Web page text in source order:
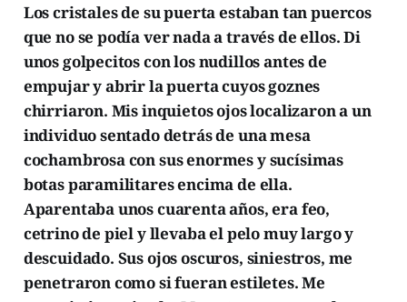
Los cristales de su puerta estaban tan puercos
que no se podía ver nada a través de ellos. Di
unos golpecitos con los nudillos antes de
empujar y abrir la puerta cuyos goznes
chirriaron. Mis inquietos ojos localizaron a un
individuo sentado detrás de una mesa
cochambrosa con sus enormes y sucísimas
botas paramilitares encima de ella.
Aparentaba unos cuarenta años, era feo,
cetrino de piel y llevaba el pelo muy largo y
descuidado. Sus ojos oscuros, siniestros, me
penetraron como si fueran estiletes. Me